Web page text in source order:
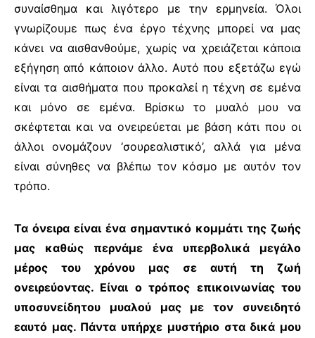
συναίσθημα και λιγότερο με την ερμηνεία. Όλοι
γνωρίζουμε πως ένα έργο τέχνης μπορεί να μας
κάνει να αισθανθούμε, χωρίς να χρειάζεται κάποια
εξήγηση από κάποιον άλλο. Αυτό που εξετάζω εγώ
είναι τα αισθήματα που προκαλεί η τέχνη σε εμένα
και μόνο σε εμένα. Βρίσκω το μυαλό μου να
σκέφτεται και να ονειρεύεται με βάση κάτι που οι
άλλοι ονομάζουν ‘σουρεαλιστικό’, αλλά για μένα
είναι σύνηθες να βλέπω τον κόσμο με αυτόν τον
τρόπο.
Τα όνειρα είναι ένα σημαντικό κομμάτι της ζωής
μας καθώς περνάμε ένα υπερβολικά μεγάλο
μέρος του χρόνου μας σε αυτή τη ζωή
ονειρεύοντας. Είναι ο τρόπος επικοινωνίας του
υποσυνείδητου μυαλού μας με τον συνειδητό
εαυτό μας. Πάντα υπήρχε μυστήριο στα δικά μου